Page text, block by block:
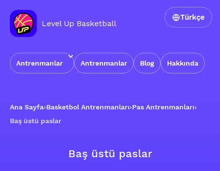
Level Up Basketball
Antrenmanlar Antrenmanlar Blog Hakkında
Türkçe
Ana Sayfa›Basketbol Antrenmanları›Pas Antrenmanları›
Baş üstü paslar
Baş üstü paslar